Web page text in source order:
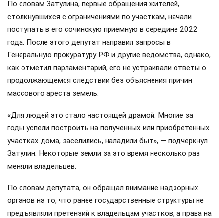
По словам Затулина, первые обращения жителей,
столкнувшихся с ограничениями по участкам, начали
поступать в его сочинскую приемную в середине 2022
года. После этого депутат направил запросы в
Генеральную прокуратуру РФ и другие ведомства, однако,
как отметил парламентарий, его не устраивали ответы о
продолжающемся следствии без объяснения причин
массового ареста земель.
«Для людей это стало настоящей драмой. Многие за
годы успели построить на полученных или приобретенных
участках дома, заселились, наладили быт», — подчеркнул
Затулин. Некоторые земли за это время несколько раз
меняли владельцев.
По словам депутата, он обращал внимание надзорных
органов на то, что ранее государственные структуры не
предъявляли претензий к владельцам участков, а права на